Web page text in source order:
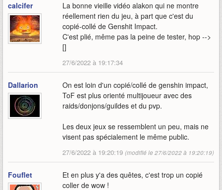
calcifer
La bonne vieille vidéo alakon qui ne montre
réellement rien du jeu, à part que c'est du
copié-collé de Genshit Impact.
C'est plié, même pas la peine de tester, hop -->
[]
27/6/2022 à 19:17:34
Dallarion
On est loin d'un copié/collé de genshin impact,
ToF est plus orienté multijoueur avec des
raids/donjons/guildes et du pvp.
Les deux jeux se ressemblent un peu, mais ne
visent pas spécialement le même public.
27/6/2022 à 19:20:19 (modifié le 27/6/2022 à 19:20:19)
Fouflet
Et en plus y'a des quêtes, c'est trop un copié
coller de wow !